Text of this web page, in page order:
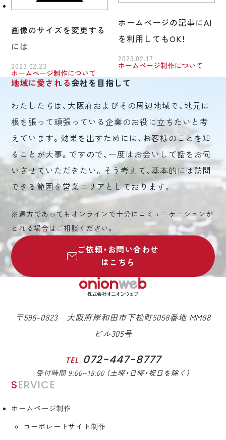
画像のサイズを変更する
には
2023.02.23
ホームページ制作について
ホームページの記事にAI
を利用してもOK！
2023.02.17
ホームページ制作について
地域に愛される会社を目指して
わたしたちは、大阪府およびその周辺地域で、地元に
根を張って頑張っている企業のお役に立ちたいと考
えています。効果を出すためには、お客様のことを知
ることが大事。ですので、一度はお会いして話をお伺
いさせていただきたい。そう考えて、基本的には訪問
できる範囲を営業エリアとしております。
※遠方であってもオンラインで十分にコミュニケーションが
とれる場合はご相談ください。
ご依頼・お問い合わせ
はこちら
〒596-0823 大阪府岸和田市下松町5058番地 MM88
ビル305号
TEL 072-447-8777
受付時間 9:00~18:00 （土曜・日曜・祝日を除く）
SERVICE
ホームページ制作
コーポレートサイト制作